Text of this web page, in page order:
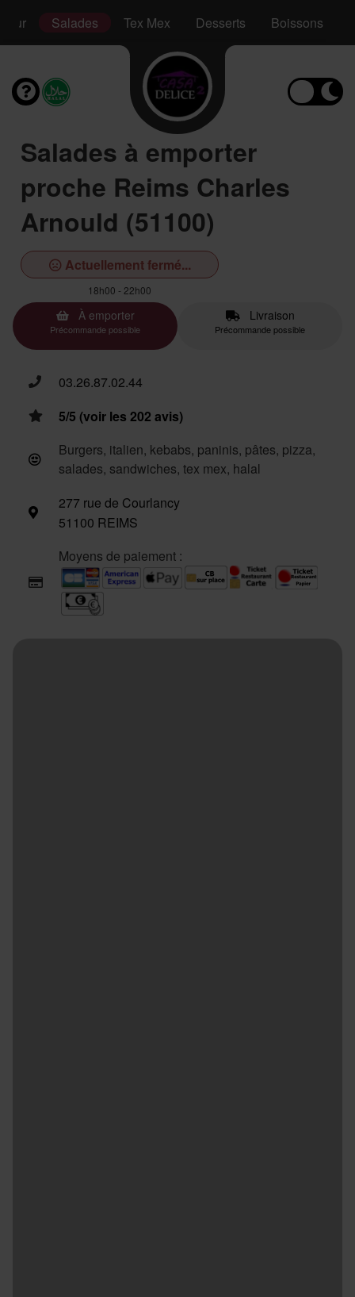
Salades Tex Mex Desserts Boissons
Salades à emporter
proche Reims Charles
Arnould (51100)
Actuellement fermé...
18h00 - 22h00
À emporter
Précommande possible
Livraison
Précommande possible
03.26.87.02.44
5/5 (voir les 202 avis)
Burgers, italien, kebabs, paninis, pâtes, pizza,
salades, sandwiches, tex mex, halal
277 rue de Courlancy
51100 REIMS
Moyens de paiement :